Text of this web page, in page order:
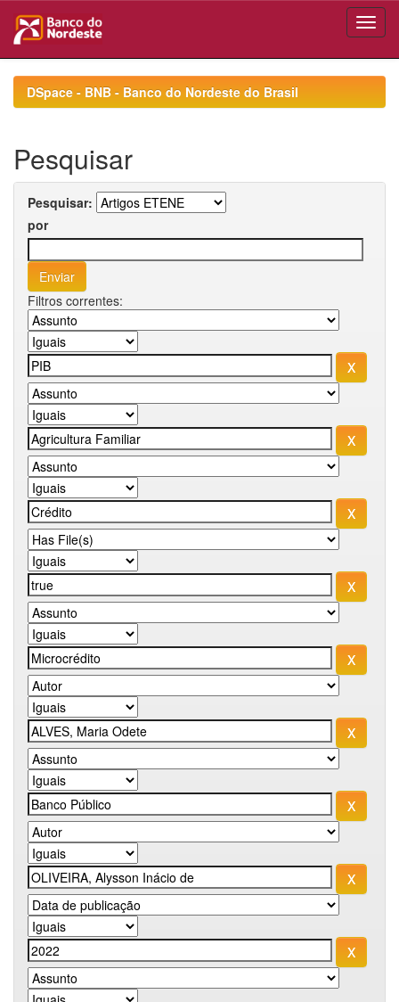
navigationDSpace - BNB - Banco do Nordeste do Brasil
Pesquisar
Pesquisar:
por
Filtros correntes: